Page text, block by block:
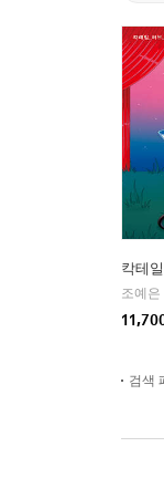
칵테
조예은
검색